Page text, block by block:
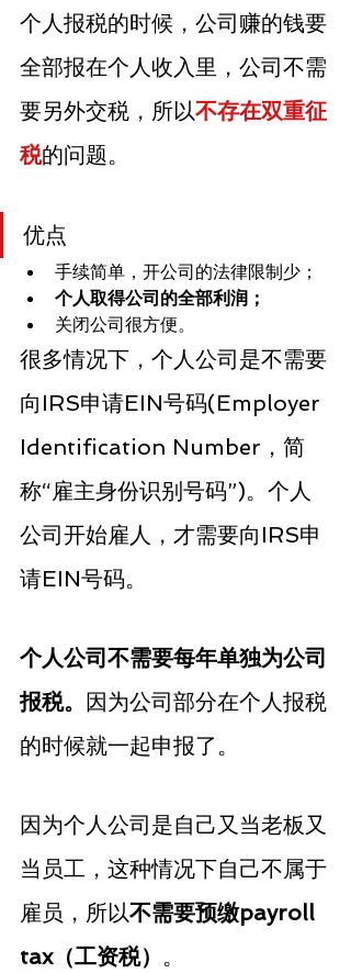
个人报税的时候，公司赚的钱要
全部报在个人收入里，公司不需
要另外交税，所以不存在双重征
税的问题。
优点
手续简单，开公司的法律限制少；
个人取得公司的全部利润；
关闭公司很方便。
很多情况下，个人公司是不需要
向IRS申请EIN号码(Employer
Identification Number，简
称“雇主身份识别号码”)。个人
公司开始雇人，才需要向IRS申
请EIN号码。
个人公司不需要每年单独为公司
报税。 因为公司部分在个人报税
的时候就一起申报了。
因为个人公司是自己又当老板又
当员工，这种情况下自己不属于
雇员，所以不需要预缴payroll
tax（工资税） 。